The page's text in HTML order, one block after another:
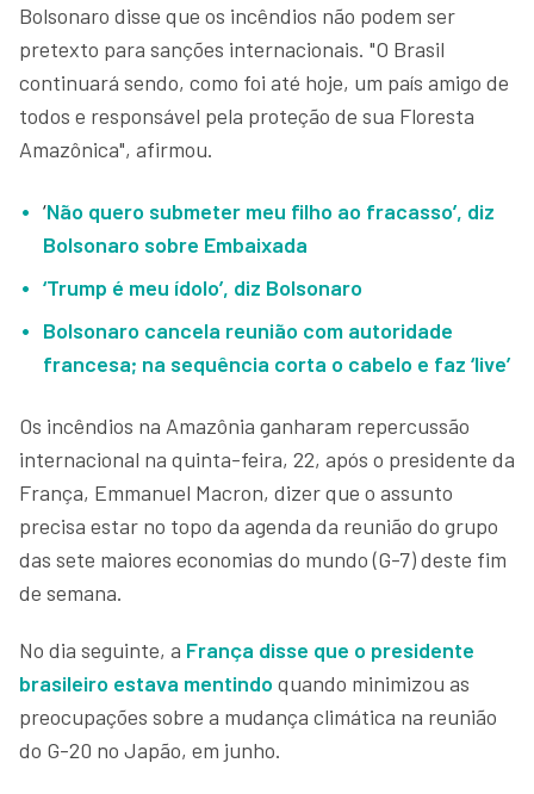
Bolsonaro disse que os incêndios não podem ser
pretexto para sanções internacionais. "O Brasil
continuará sendo, como foi até hoje, um país amigo de
todos e responsável pela proteção de sua Floresta
Amazônica", afirmou.
‘Não quero submeter meu filho ao fracasso’, diz
Bolsonaro sobre Embaixada
‘Trump é meu ídolo’, diz Bolsonaro
Bolsonaro cancela reunião com autoridade
francesa; na sequência corta o cabelo e faz ‘live’
Os incêndios na Amazônia ganharam repercussão
internacional na quinta-feira, 22, após o presidente da
França, Emmanuel Macron, dizer que o assunto
precisa estar no topo da agenda da reunião do grupo
das sete maiores economias do mundo (G-7) deste fim
de semana.
No dia seguinte, a França disse que o presidente
brasileiro estava mentindo quando minimizou as
preocupações sobre a mudança climática na reunião
do G-20 no Japão, em junho.